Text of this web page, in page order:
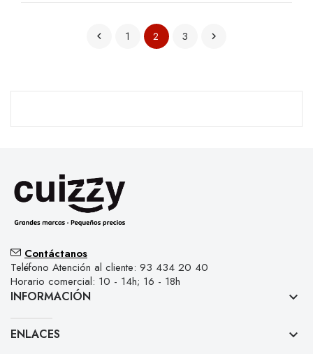
 1 2 3 
Contáctanos
Teléfono Atención al cliente: 93 434 20 40
Horario comercial: 10 - 14h; 16 - 18h
INFORMACIÓN keyboard_arrow_down
ENLACES keyboard_arrow_down